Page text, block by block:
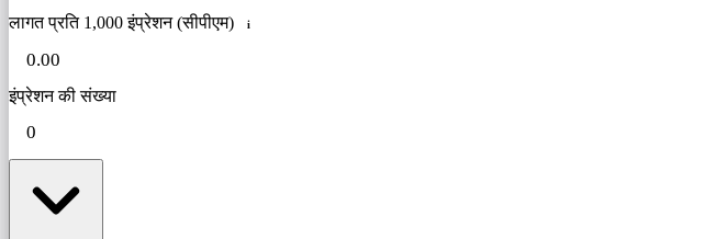
लागत प्रति 1,000 इंप्रेशन (सीपीएम) i
इंप्रेशन की संख्या